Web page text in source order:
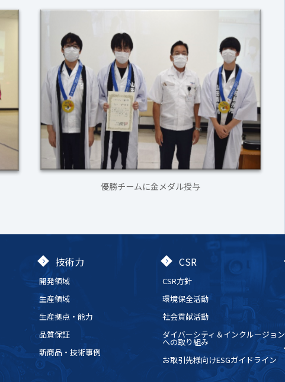
優勝チームに金メダル授与
技術力
開発領域
生産領域
生産拠点・能力
品質保証
新商品・技術事例
CSR
CSR方針
環境保全活動
社会貢献活動
ダイバーシティ＆インクルージョン
への取り組み
お取引先様向けESGガイドライン